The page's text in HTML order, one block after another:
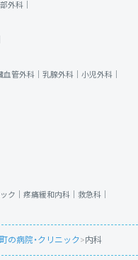
外科｜
血管外科｜ 乳腺外科｜ 小児外科｜
ク｜ 疼痛緩和内科｜ 救急科｜
の病院・クリニック>内科